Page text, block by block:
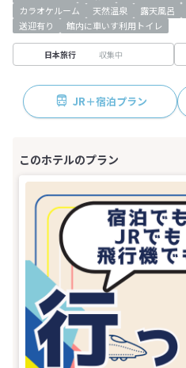
カラオケルーム
天然温泉 露天風呂
送迎有り
館内に車いす利用トイレ
日本旅行 収集中
JR＋宿泊プラン